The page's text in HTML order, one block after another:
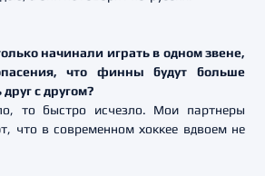
начинали играть в одном звене,
что финны будут больше
с другом?
то быстро исчезло. Мои партнеры
что в современном хоккее вдвоем не